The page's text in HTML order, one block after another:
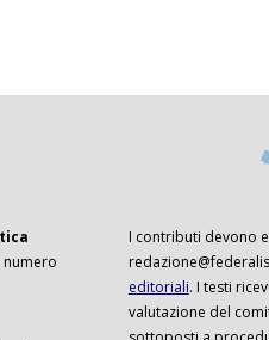
numero
I contributi devono
editoriali. I testi
valutazione del